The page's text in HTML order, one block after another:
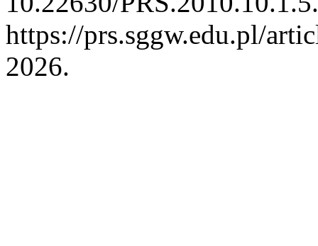
https://prs.sggw.edu.pl/
2026.